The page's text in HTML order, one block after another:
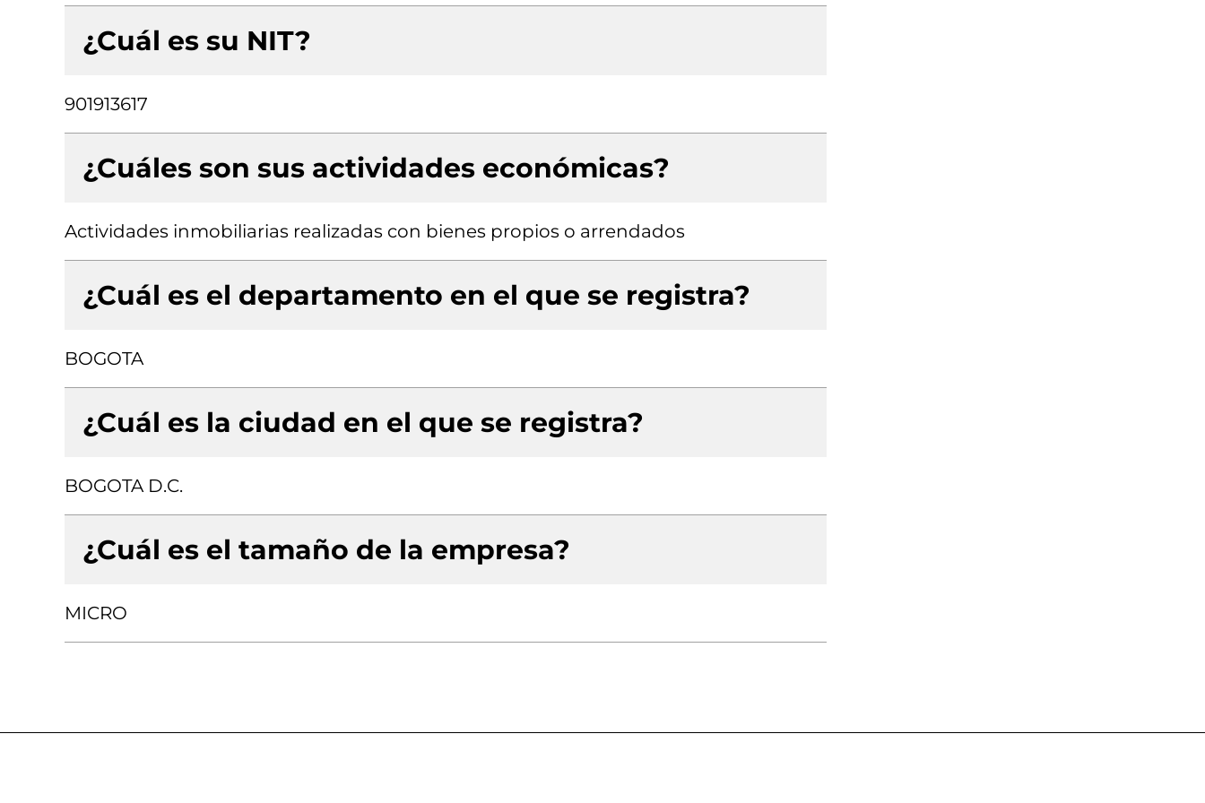
¿Cuál es su NIT?
901913617
¿Cuáles son sus actividades económicas?
Actividades inmobiliarias realizadas con bienes propios o arrendados
¿Cuál es el departamento en el que se registra?
BOGOTA
¿Cuál es la ciudad en el que se registra?
BOGOTA D.C.
¿Cuál es el tamaño de la empresa?
MICRO